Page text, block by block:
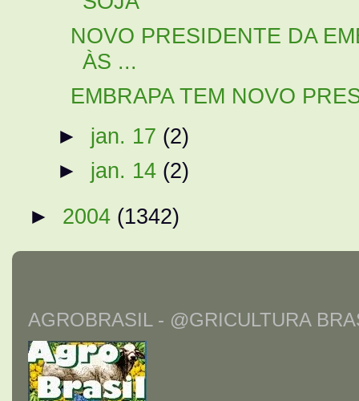
NOVO PRESIDENTE DA
ÀS ...
EMBRAPA TEM NOVO
► jan. 17 (2)
► jan. 14 (2)
► 2004 (1342)
AGROBRASIL - @GRICULTURA